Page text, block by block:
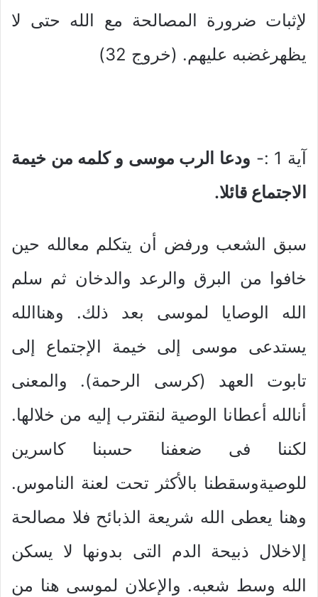
لإثبات ضرورة المصالحة مع الله حتى لا
يظهرغضبه عليهم. (خروج 32)
آية 1 :-
ودعا الرب موسى و كلمه من خيمة
الاجتماع قائلا.
سبق الشعب ورفض أن يتكلم معالله حين
خافوا من البرق والرعد والدخان ثم سلم
الله الوصايا لموسى بعد ذلك. وهناالله
يستدعى موسى إلى خيمة الإجتماع إلى
تابوت العهد (كرسى الرحمة). والمعنى
أنالله أعطانا الوصية لنقترب إليه من خلالها.
لكننا فى ضعفنا حسبنا كاسرين
للوصيةوسقطنا بالأكثر تحت لعنة الناموس.
وهنا يعطى الله شريعة الذبائح فلا مصالحة
إلاخلال ذبيحة الدم التى بدونها لا يسكن
الله وسط شعبه. والإعلان لموسى هنا من